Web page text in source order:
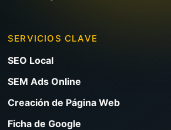
SERVICIOS CLAVE
SEO Local
SEM Ads Online
Creación de Página Web
Ficha de Google